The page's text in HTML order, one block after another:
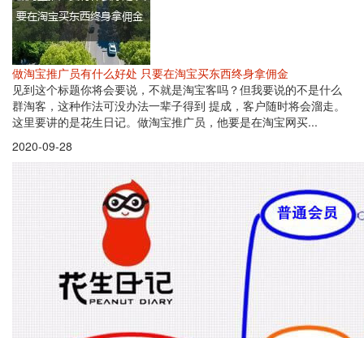
做淘宝推广员有什么好处 只要在淘宝买东西终身拿佣金
见到这个标题你将会要说，不就是淘宝客吗？但我要说的不是什么
群淘客，这种作法可没办法一辈子得到 提成，客户随时将会溜走。
这里要讲的是花生日记。做淘宝推广员，他要是在淘宝网买...
2020-09-28